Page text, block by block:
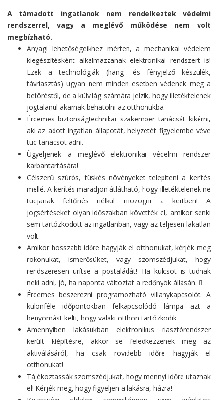
A támadott ingatlanok nem rendelkeztek védelmi
rendszerrel, vagy a meglévő működése nem volt
megbízható.
Anyagi lehetőségeikhez mérten, a mechanikai védelem
kiegészítésként alkalmazzanak elektronikai rendszert is!
Ezek a technológiák (hang- és fényjelző készülék,
távriasztás) ugyan nem minden esetben védenek meg a
betöréstől, de a külvilág számára jelzik, hogy illetéktelenek
jogtalanul akarnak behatolni az otthonukba.
Érdemes biztonságtechnikai szakember tanácsát kikérni,
aki az adott ingatlan állapotát, helyzetét figyelembe véve
tud tanácsot adni.
Ügyeljenek a meglévő elektronikai védelmi rendszer
karbantartására!
Célszerű szúrós, tüskés növényeket telepíteni a kerítés
mellé. A kerítés maradjon átlátható, hogy illetéktelenek ne
tudjanak feltűnés nélkül mozogni a kertben! A
jogsértéseket olyan időszakban követték el, amikor senki
sem tartózkodott az ingatlanban, vagy az teljesen lakatlan
volt.
Amikor hosszabb időre hagyják el otthonukat, kérjék meg
rokonukat, ismerősüket, vagy szomszédjukat, hogy
rendszeresen ürítse a postaládát! Ha kulcsot is tudnak
neki adni, jó, ha naponta változtat a redőnyök állásán. 
Érdemes beszerezni programozható villanykapcsolót. A
különféle időpontokban felkapcsolódó lámpa azt a
benyomást kelti, hogy valaki otthon tartózkodik.
Amennyiben lakásukban elektronikus riasztórendszer
került kiépítésre, akkor se feledkezzenek meg az
aktiválásáról, ha csak rövidebb időre hagyják el
otthonukat!
Tájékoztassák szomszédjukat, hogy mennyi időre utaznak
el! Kérjék meg, hogy figyeljen a lakásra, házra!